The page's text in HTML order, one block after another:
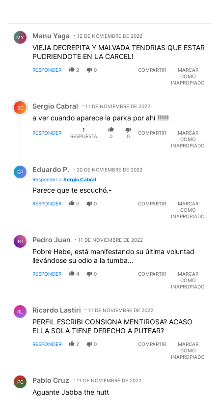
MY Manu Yaga 12 DE NOVIEMBRE DE 2022
VIEJA DECREPITA Y MALVADA TENDRIAS QUE ESTAR
PUDRIENDOTE EN LA CARCEL!
RESPONDER 2 0 COMPARTIR
MARCAR
COMO
INAPROPIADO
Comentario de Sergio Cabral.
SC Sergio Cabral 11 DE NOVIEMBRE DE 2022
a ver cuando aparece la parka por ahí !!!!!!
RESPONDER
1
RESPUESTA
0 0
COMPARTIR
MARCAR
COMO
INAPROPIADO
EP Eduardo P.
20 DE NOVIEMBRE DE 2022
Responder a Sergio Cabral
Parece que te escuchó.-
RESPONDER 0 0 COMPARTIR
MARCAR
COMO
INAPROPIADO
PJ Pedro Juan 11 DE NOVIEMBRE DE 2022
Pobre Hebe, está manifestando su última voluntad
llevándose su odio a la tumba...
RESPONDER 4 0 COMPARTIR
MARCAR
COMO
INAPROPIADO
RL Ricardo Lastiri 11 DE NOVIEMBRE DE 2022
PERFIL ESCRIBI CONSIGNA MENTIROSA? ACASO
ELLA SOLA TIENE DERECHO A PUTEAR?
RESPONDER 2 0 COMPARTIR
MARCAR
COMO
INAPROPIADO
PC Pablo Cruz 11 DE NOVIEMBRE DE 2022
Aguante Jabba the hutt